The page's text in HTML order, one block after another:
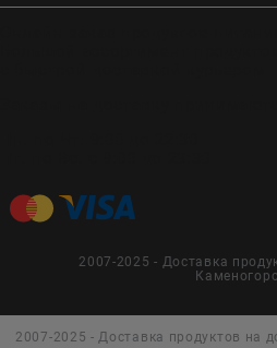
2007-2025 - Доставка
2007-2025 - Доставка продуктов на